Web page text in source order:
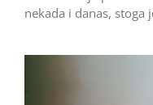
nekada i danas, stoga